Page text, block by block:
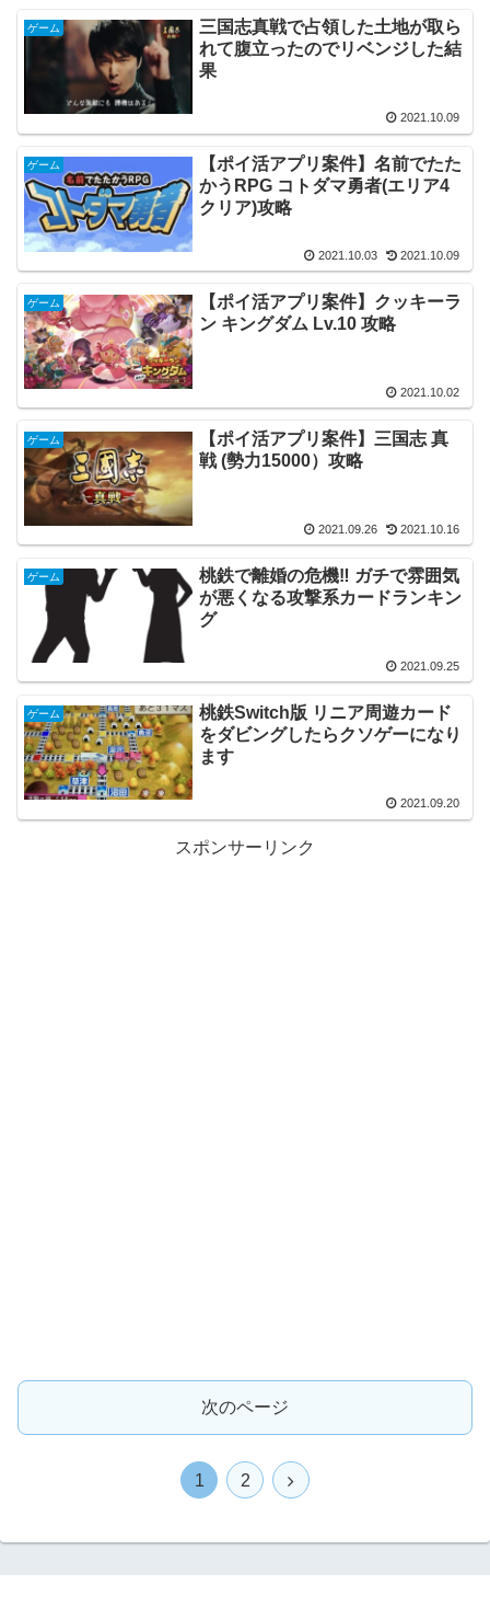
ゲーム
三国志真戦で占領した土地が取ら
れて腹立ったのでリベンジした結
果
2021.10.09
ゲーム
【ポイ活アプリ案件】名前でたた
かうRPG コトダマ勇者(エリア4
クリア)攻略
2021.10.03 2021.10.09
ゲーム
【ポイ活アプリ案件】クッキーラ
ン キングダム Lv.10 攻略
2021.10.02
ゲーム
【ポイ活アプリ案件】三国志 真
戦 (勢力15000）攻略
2021.09.26 2021.10.16
ゲーム
桃鉄で離婚の危機‼ ガチで雰囲気
が悪くなる攻撃系カードランキン
グ
2021.09.25
ゲーム
桃鉄Switch版 リニア周遊カード
をダビングしたらクソゲーになり
ます
2021.09.20
スポンサーリンク
次のページ
1 2
次